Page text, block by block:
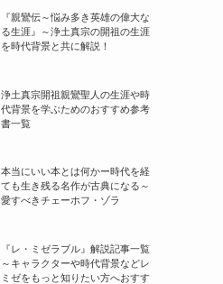
『親鸞伝～悩み多き英雄の偉大な
る生涯』～浄土真宗の開祖の生涯
を時代背景と共に解説！
浄土真宗開祖親鸞聖人の生涯や時
代背景を学ぶためのおすすめ参考
書一覧
本当にいい本とは何かー時代を経
ても生き残る名作が古典になる～
愛すべきチェーホフ・ゾラ
『レ・ミゼラブル』解説記事一覧
～キャラクターや時代背景などレ
ミゼをもっと知りたい方へおすす